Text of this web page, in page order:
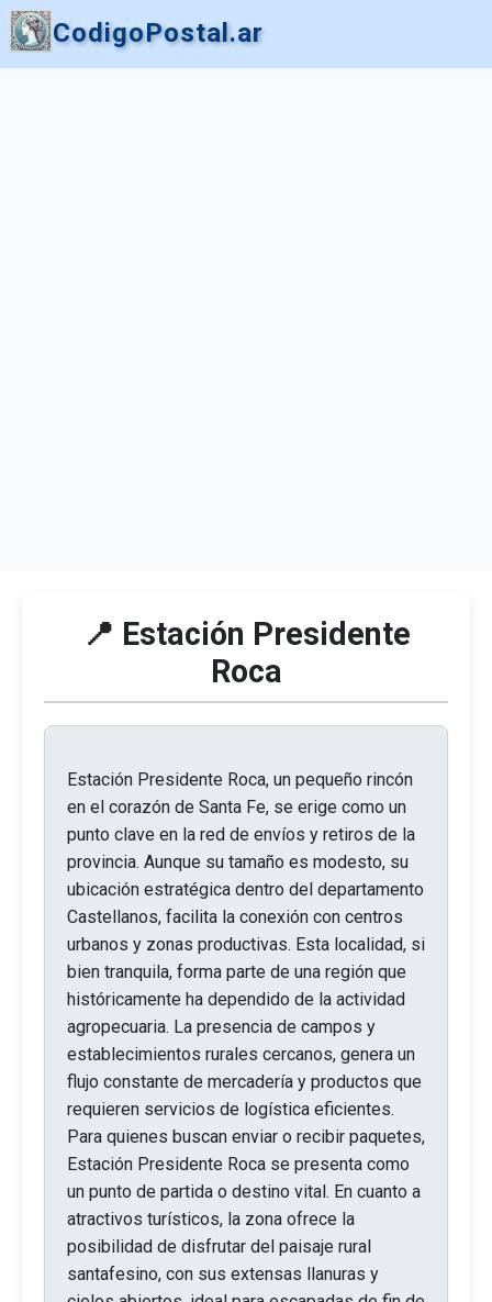
CodigoPostal.ar
📍 Estación Presidente
Roca
Estación Presidente Roca, un pequeño rincón
en el corazón de Santa Fe, se erige como un
punto clave en la red de envíos y retiros de la
provincia. Aunque su tamaño es modesto, su
ubicación estratégica dentro del departamento
Castellanos, facilita la conexión con centros
urbanos y zonas productivas. Esta localidad, si
bien tranquila, forma parte de una región que
históricamente ha dependido de la actividad
agropecuaria. La presencia de campos y
establecimientos rurales cercanos, genera un
flujo constante de mercadería y productos que
requieren servicios de logística eficientes.
Para quienes buscan enviar o recibir paquetes,
Estación Presidente Roca se presenta como
un punto de partida o destino vital. En cuanto a
atractivos turísticos, la zona ofrece la
posibilidad de disfrutar del paisaje rural
santafesino, con sus extensas llanuras y